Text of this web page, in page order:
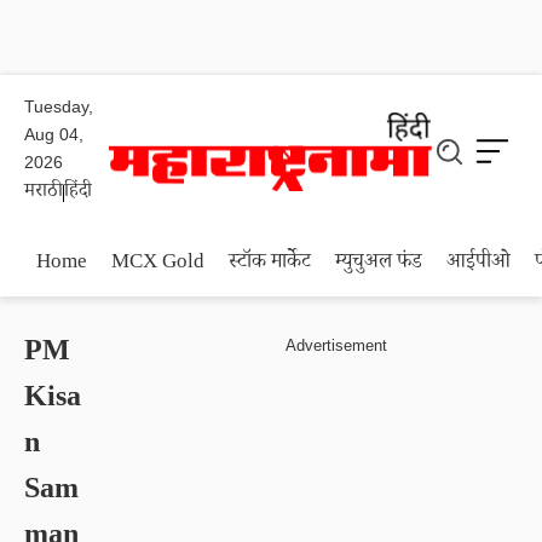
Tuesday,
Aug 04,
2026
मराठीहिंदी
Home MCX Gold स्टॉक मार्केट म्युचुअल फंड आईपीओ
PM
Kisa
n
Sam